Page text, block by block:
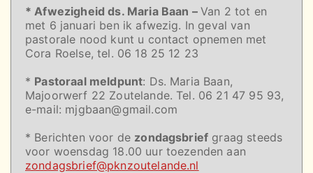
* Afwezigheid ds. Maria Baan – Van 2 tot en
met 6 januari ben ik afwezig. In geval van
pastorale nood kunt u contact opnemen met
Cora Roelse, tel. 06 18 25 12 23
* Pastoraal meldpunt: Ds. Maria Baan,
Majoorwerf 22 Zoutelande. Tel. 06 21 47 95 93,
e-mail: mjgbaan@gmail.com
* Berichten voor de zondagsbrief graag steeds
voor woensdag 18.00 uur toezenden aan
zondagsbrief@pknzoutelande.nl